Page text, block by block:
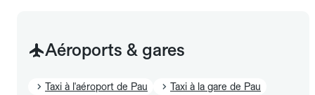
Aéroports & gares
Taxi à l'aéroport de Pau Taxi à la gare de Pau